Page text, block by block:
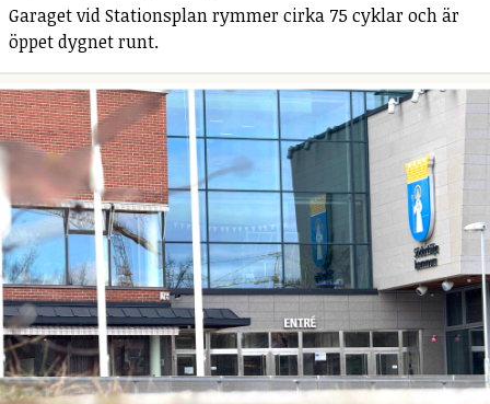
Garaget vid Stationsplan rymmer cirka 75 cyklar och är
öppet dygnet runt.